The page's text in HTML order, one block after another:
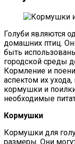
Голуби являются
домашних птиц.
быть
городской среды
Кормление и
аспектом их
кормушки и
необходимые
Кормушки
Кормушки для
размеры. Они